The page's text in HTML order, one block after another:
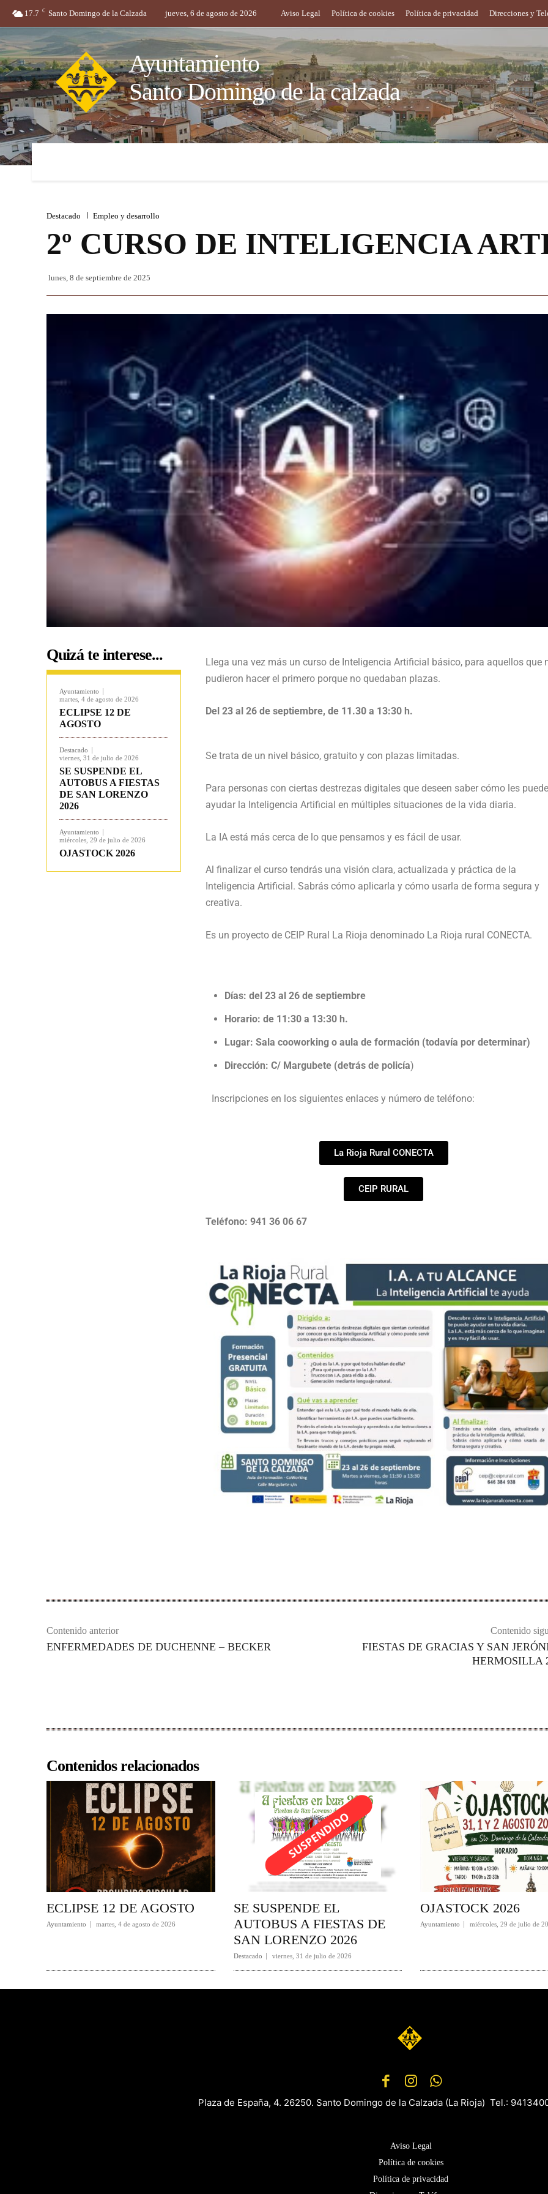
17.7 C Santo Domingo de la Calzada jueves, 6 de agosto de 2026 Aviso Legal Política de cookies Política de privacidad Direcciones y
Ayuntamiento
Santo Domingo de la calzada
Destacado Empleo y desarrollo
2º CURSO DE INTELIGENCIA
lunes, 8 de septiembre de 2025
Quizá te interese...
Ayuntamiento
martes, 4 de agosto de 2026
ECLIPSE 12 DE
AGOSTO
Destacado
viernes, 31 de julio de 2026
SE SUSPENDE EL
AUTOBUS A FIESTAS
DE SAN LORENZO
2026
Ayuntamiento
miércoles, 29 de julio de 2026
OJASTOCK 2026
Llega una vez más un curso de Inteligencia Artificial básico, para aquellos que
pudieron hacer el primero porque no quedaban plazas.
Del 23 al 26 de septiembre, de 11.30 a 13:30 h.
Se trata de un nivel básico, gratuito y con plazas limitadas.
Para personas con ciertas destrezas digitales que deseen saber cómo les puede
ayudar la Inteligencia Artificial en múltiples situaciones de la vida diaria.
La IA está más cerca de lo que pensamos y es fácil de usar.
Al finalizar el curso tendrás una visión clara, actualizada y práctica de la
Inteligencia Artificial. Sabrás cómo aplicarla y cómo usarla de forma segura y
creativa.
Es un proyecto de CEIP Rural La Rioja denominado La Rioja rural CONECTA.
Días: del 23 al 26 de septiembre
Horario: de 11:30 a 13:30 h.
Lugar: Sala cooworking o aula de formación (todavía por determinar)
Dirección: C/ Margubete (detrás de policía)
Inscripciones en los siguientes enlaces y número de teléfono:
La Rioja Rural CONECTA
CEIP RURAL
Teléfono: 941 36 06 67
Contenido anterior
ENFERMEDADES DE DUCHENNE – BECKER
Contenido
FIESTAS DE GRACIAS Y SAN
HERMOSILLA
Contenidos relacionados
ECLIPSE 12 DE AGOSTO
Ayuntamiento martes, 4 de agosto de 2026
SE SUSPENDE EL
AUTOBUS A FIESTAS DE
SAN LORENZO 2026
Destacado viernes, 31 de julio de 2026
OJASTOCK 2026
Ayuntamiento miércoles, 29 de julio de
Plaza de España, 4. 26250. Santo Domingo de la Calzada (La Rioja) Tel.:
Aviso Legal
Política de cookies
Política de privacidad